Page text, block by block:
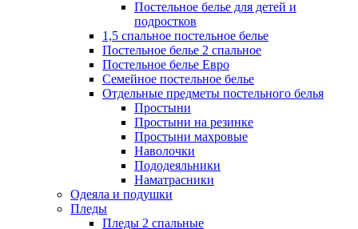
Постельное белье для детей и
подростков
1,5 спальное постельное белье
Постельное белье 2 спальное
Постельное белье Евро
Семейное постельное белье
Отдельные предметы постельного белья
Простыни
Простыни на резинке
Простыни махровые
Наволочки
Пододеяльники
Наматрасники
Одеяла и подушки
Пледы
Пледы 2 спальные